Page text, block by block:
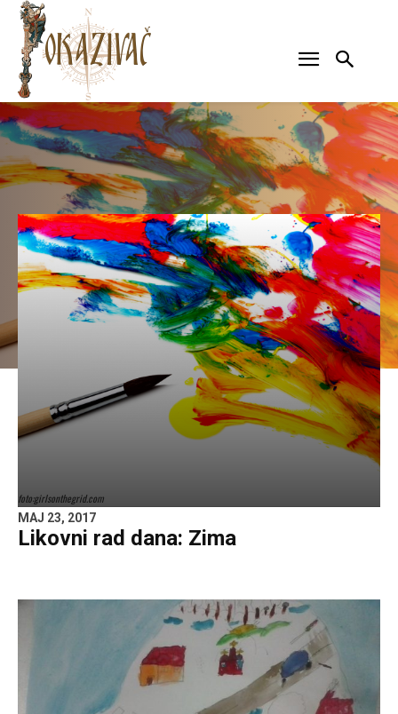
foto:girlsonthegrid.com
MAJ 23, 2017
Likovni rad dana: Zima